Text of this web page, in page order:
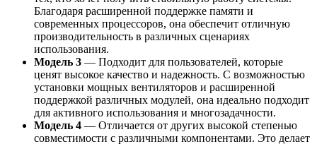
Благодаря расширенной поддержке памяти и
современных процессоров, она обеспечит отличную
производительность в различных сценариях
использования.
Модель 3 — Подходит для пользователей, которые
ценят высокое качество и надежность. С возможностью
установки мощных вентиляторов и расширенной
поддержкой различных модулей, она идеально подходит
для активного использования и многозадачности.
Модель 4 — Отличается от других высокой степенью
совместимости с различными компонентами. Это делает